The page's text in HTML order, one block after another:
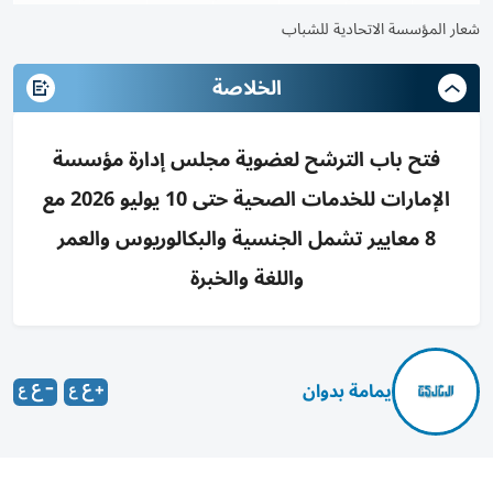
شعار المؤسسة الاتحادية للشباب
الخلاصة
فتح باب الترشح لعضوية مجلس إدارة مؤسسة
الإمارات للخدمات الصحية حتى 10 يوليو 2026 مع
8 معايير تشمل الجنسية والبكالوريوس والعمر
واللغة والخبرة
يمامة بدوان